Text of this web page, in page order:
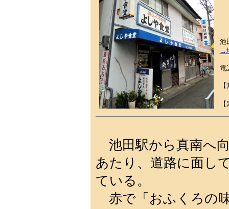
池
→
電
池田駅から真南へ
あたり、道路に面し
ている。
赤で「おふくろの